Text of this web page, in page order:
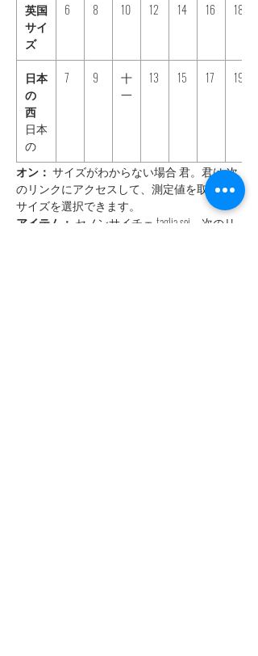
英国
サイ
ズ
6 8 10 12 14 16 18
日本
の
西
日本
の
7 9
十
一
13 15 17 19
オン： サイズがわからない場合 君。君は 次
のリンクにアクセスして、測定値を取得し、
サイズを選択できます。
アイテム： セノンサイチェ taglia sei、次のリ